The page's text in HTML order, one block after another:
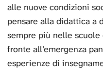
alle nuove condizioni
pensare alla didattica a
sempre più nelle
fronte all’emergenza
esperienze di